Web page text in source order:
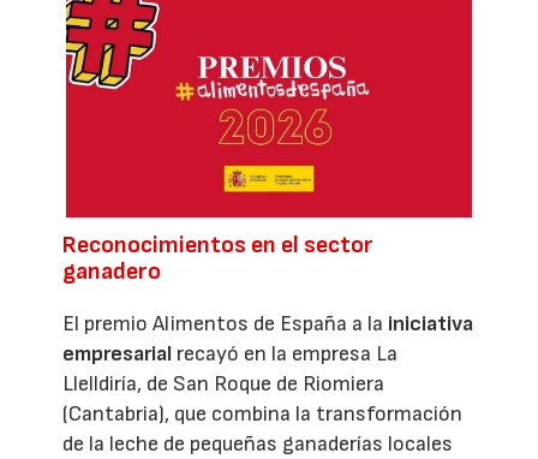
Reconocimientos en el sector
ganadero
El premio Alimentos de España a la iniciativa
empresarial recayó en la empresa La
Llelldiría, de San Roque de Riomiera
(Cantabria), que combina la transformación
de la leche de pequeñas ganaderías locales